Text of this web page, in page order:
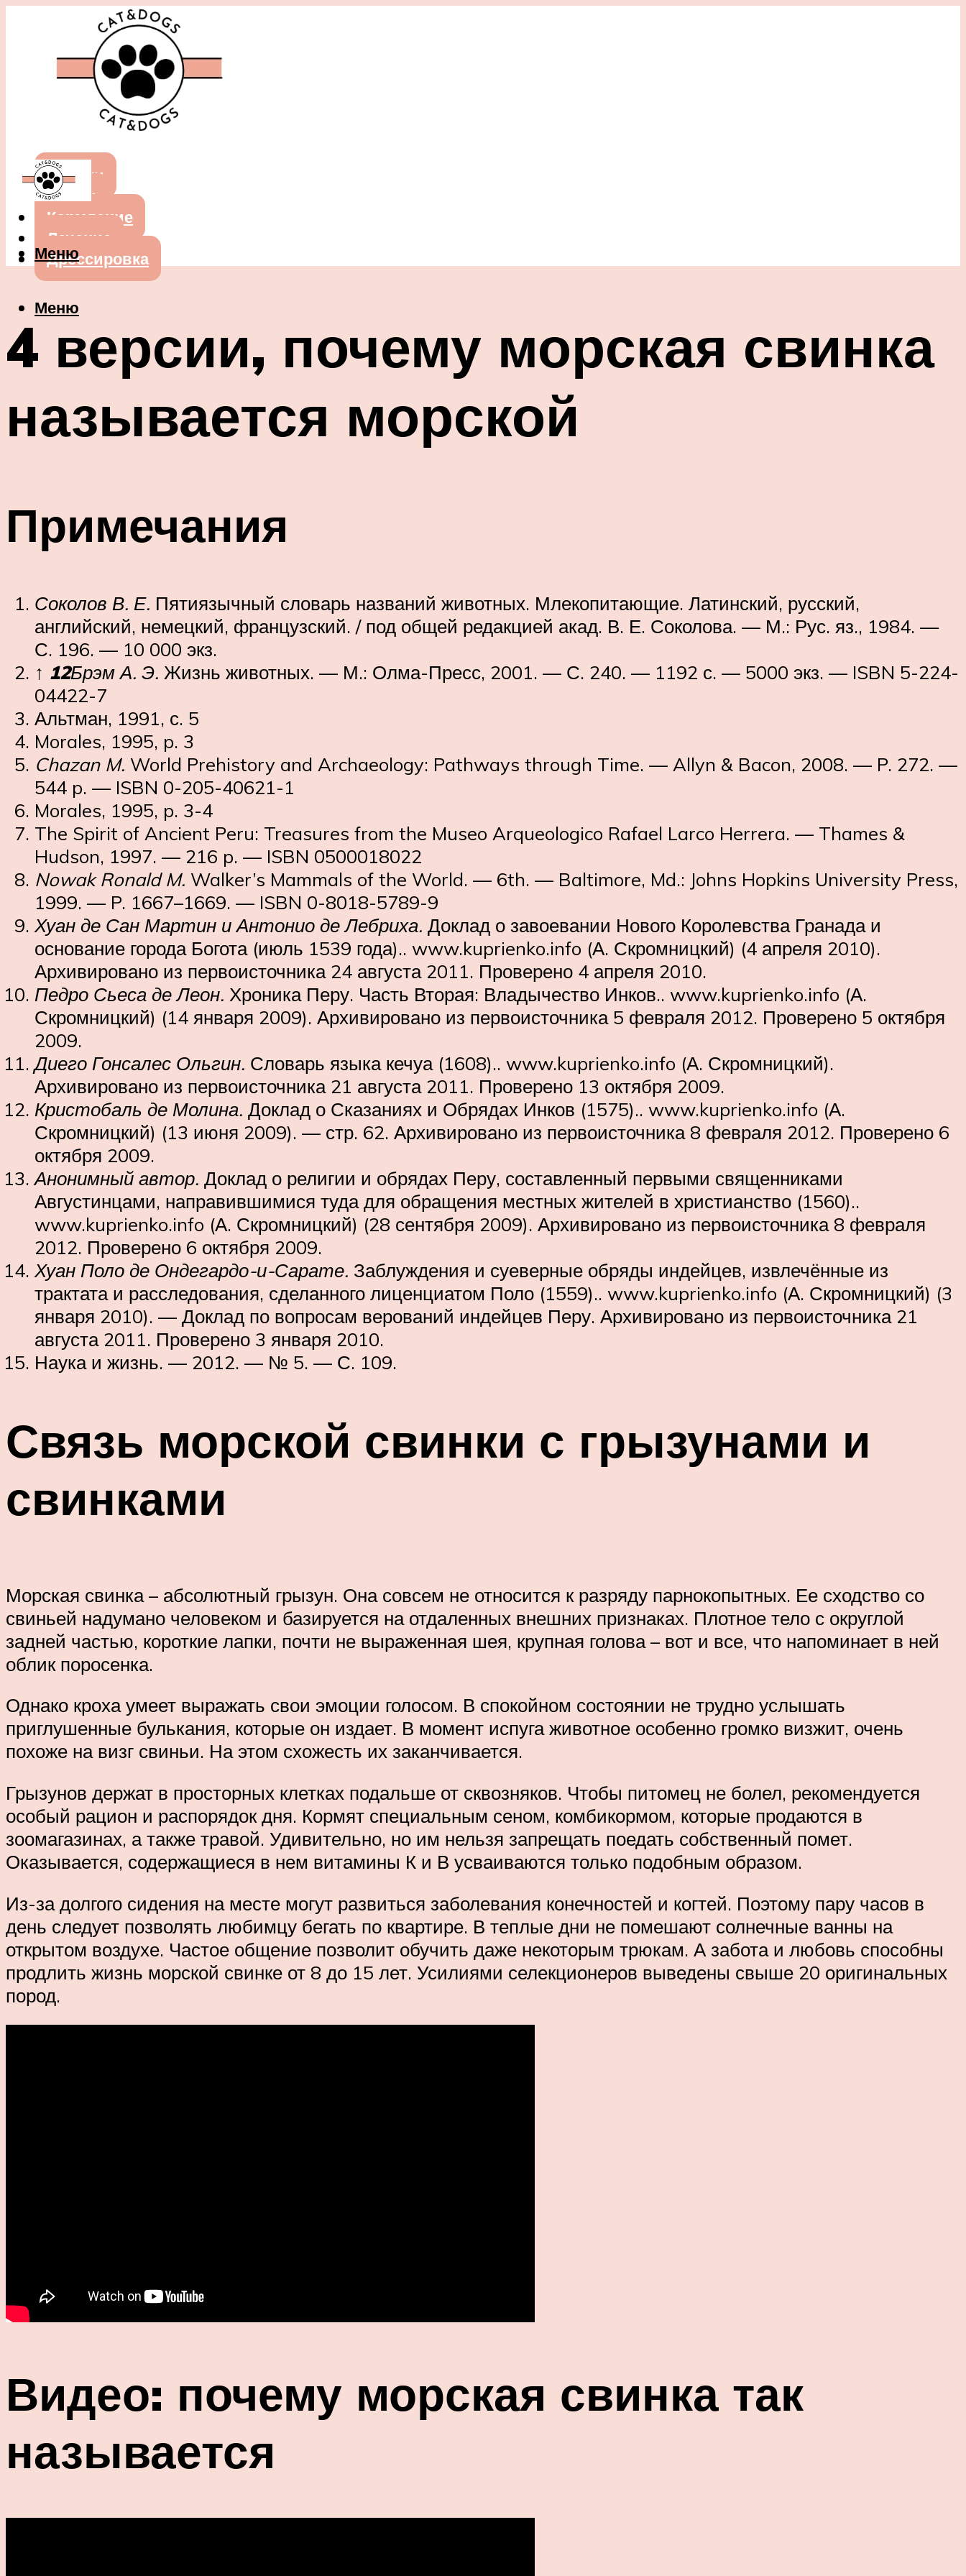
Собаки
Кошки
Кормление
Лечение
Дрессировка
Меню
Меню
4 версии, почему морская свинка
называется морской
Примечания
Соколов В. Е. Пятиязычный словарь названий животных. Млекопитающие. Латинский, русский,
английский, немецкий, французский. / под общей редакцией акад. В. Е. Соколова. — М.: Рус. яз., 1984. —
С. 196. — 10 000 экз.
↑ 12Брэм А. Э. Жизнь животных. — М.: Олма-Пресс, 2001. — С. 240. — 1192 с. — 5000 экз. — ISBN 5-224-
04422-7
Альтман, 1991, с. 5
Morales, 1995, p. 3
Chazan M. World Prehistory and Archaeology: Pathways through Time. — Allyn & Bacon, 2008. — P. 272. —
544 p. — ISBN 0-205-40621-1
Morales, 1995, p. 3-4
The Spirit of Ancient Peru: Treasures from the Museo Arqueologico Rafael Larco Herrera. — Thames &
Hudson, 1997. — 216 p. — ISBN 0500018022
Nowak Ronald M. Walker’s Mammals of the World. — 6th. — Baltimore, Md.: Johns Hopkins University Press,
1999. — P. 1667–1669. — ISBN 0-8018-5789-9
Хуан де Сан Мартин и Антонио де Лебриха. Доклад о завоевании Нового Королевства Гранада и
основание города Богота (июль 1539 года).. www.kuprienko.info (А. Скромницкий) (4 апреля 2010).
Архивировано из первоисточника 24 августа 2011. Проверено 4 апреля 2010.
Педро Сьеса де Леон. Хроника Перу. Часть Вторая: Владычество Инков.. www.kuprienko.info (А.
Скромницкий) (14 января 2009). Архивировано из первоисточника 5 февраля 2012. Проверено 5 октября
2009.
Диего Гонсалес Ольгин. Словарь языка кечуа (1608).. www.kuprienko.info (А. Скромницкий).
Архивировано из первоисточника 21 августа 2011. Проверено 13 октября 2009.
Кристобаль де Молина. Доклад о Сказаниях и Обрядах Инков (1575).. www.kuprienko.info (А.
Скромницкий) (13 июня 2009). — стр. 62. Архивировано из первоисточника 8 февраля 2012. Проверено 6
октября 2009.
Анонимный автор. Доклад о религии и обрядах Перу, составленный первыми священниками
Августинцами, направившимися туда для обращения местных жителей в христианство (1560)..
www.kuprienko.info (А. Скромницкий) (28 сентября 2009). Архивировано из первоисточника 8 февраля
2012. Проверено 6 октября 2009.
Хуан Поло де Ондегардо-и-Сарате. Заблуждения и суеверные обряды индейцев, извлечённые из
трактата и расследования, сделанного лиценциатом Поло (1559).. www.kuprienko.info (А. Скромницкий) (3
января 2010). — Доклад по вопросам верований индейцев Перу. Архивировано из первоисточника 21
августа 2011. Проверено 3 января 2010.
Наука и жизнь. — 2012. — № 5. — С. 109.
Связь морской свинки с грызунами и
свинками
Морская свинка – абсолютный грызун. Она совсем не относится к разряду парнокопытных. Ее сходство со
свиньей надумано человеком и базируется на отдаленных внешних признаках. Плотное тело с округлой
задней частью, короткие лапки, почти не выраженная шея, крупная голова – вот и все, что напоминает в ней
облик поросенка.
Однако кроха умеет выражать свои эмоции голосом. В спокойном состоянии не трудно услышать
приглушенные булькания, которые он издает. В момент испуга животное особенно громко визжит, очень
похоже на визг свиньи. На этом схожесть их заканчивается.
Грызунов держат в просторных клетках подальше от сквозняков. Чтобы питомец не болел, рекомендуется
особый рацион и распорядок дня. Кормят специальным сеном, комбикормом, которые продаются в
зоомагазинах, а также травой. Удивительно, но им нельзя запрещать поедать собственный помет.
Оказывается, содержащиеся в нем витамины К и В усваиваются только подобным образом.
Из-за долгого сидения на месте могут развиться заболевания конечностей и когтей. Поэтому пару часов в
день следует позволять любимцу бегать по квартире. В теплые дни не помешают солнечные ванны на
открытом воздухе. Частое общение позволит обучить даже некоторым трюкам. А забота и любовь способны
продлить жизнь морской свинке от 8 до 15 лет. Усилиями селекционеров выведены свыше 20 оригинальных
пород.
Видео: почему морская свинка так
называется